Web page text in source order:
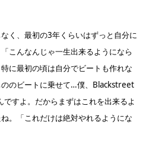
く、最初の3年くらいはずっと自分に
こんなんじゃ一生出来るようになら
に最初の頃は自分でビートも作れな
のビートに乗せて…僕、Blackstreet
すよ。だからまずはこれを出来るよ
。「これだけは絶対やれるようにな